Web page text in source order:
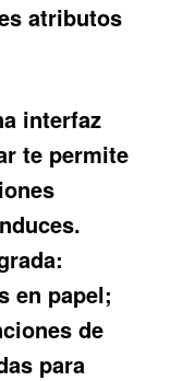
atributos
interfaz
te permite
en papel;
de
para